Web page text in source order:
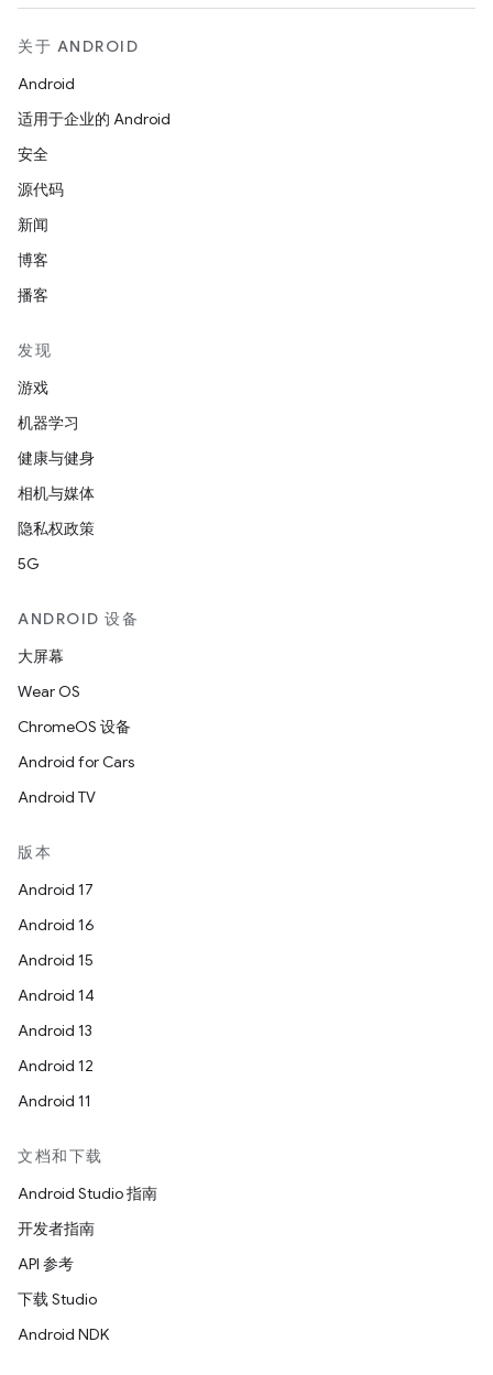
关于 ANDROID
Android
适用于企业的 Android
安全
源代码
新闻
博客
播客
发现
游戏
机器学习
健康与健身
相机与媒体
隐私权政策
5G
ANDROID 设备
大屏幕
Wear OS
ChromeOS 设备
Android for Cars
Android TV
版本
Android 17
Android 16
Android 15
Android 14
Android 13
Android 12
Android 11
文档和下载
Android Studio 指南
开发者指南
API 参考
下载 Studio
Android NDK